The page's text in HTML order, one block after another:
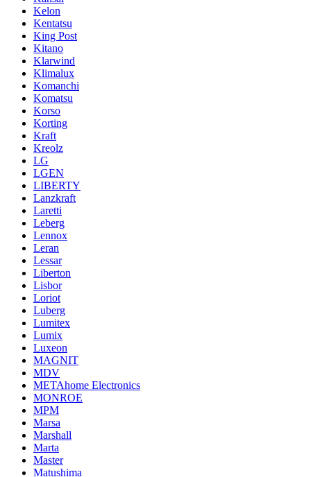
Kelon
Kentatsu
King Post
Kitano
Klarwind
Klimalux
Komanchi
Komatsu
Korso
Korting
Kraft
Kreolz
LG
LGEN
LIBERTY
Lanzkraft
Laretti
Leberg
Lennox
Leran
Lessar
Liberton
Lisbor
Loriot
Luberg
Lumitex
Lumix
Luxeon
MAGNIT
MDV
METAhome Electronics
MONROE
MPM
Marsa
Marshall
Marta
Master
Matushima